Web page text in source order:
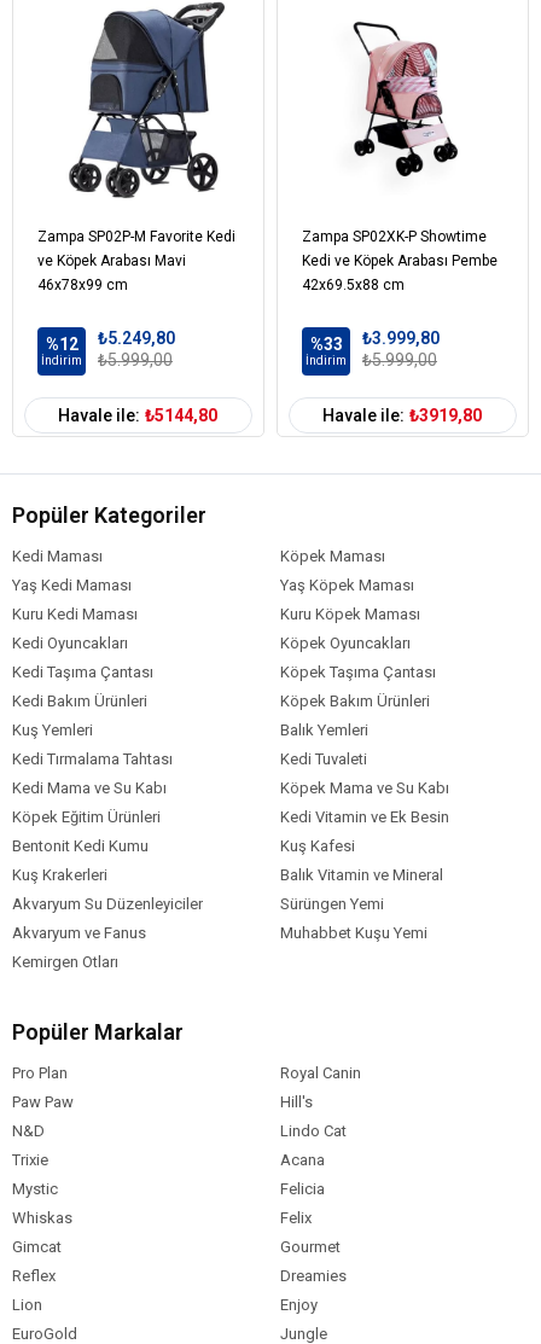
Zampa SP02P-M Favorite Kedi
ve Köpek Arabası Mavi
46x78x99 cm
%12
İndirim
₺5.249,80
₺5.999,00
Havale ile: ₺5144,80
Zampa SP02XK-P Showtime
Kedi ve Köpek Arabası Pembe
42x69.5x88 cm
%33
İndirim
₺3.999,80
₺5.999,00
Havale ile: ₺3919,80
Popüler Kategoriler
Kedi Maması
Köpek Maması
Yaş Kedi Maması
Yaş Köpek Maması
Kuru Kedi Maması
Kuru Köpek Maması
Kedi Oyuncakları
Köpek Oyuncakları
Kedi Taşıma Çantası
Köpek Taşıma Çantası
Kedi Bakım Ürünleri
Köpek Bakım Ürünleri
Kuş Yemleri
Balık Yemleri
Kedi Tırmalama Tahtası
Kedi Tuvaleti
Kedi Mama ve Su Kabı
Köpek Mama ve Su Kabı
Köpek Eğitim Ürünleri
Kedi Vitamin ve Ek Besin
Bentonit Kedi Kumu
Kuş Kafesi
Kuş Krakerleri
Balık Vitamin ve Mineral
Akvaryum Su Düzenleyiciler
Sürüngen Yemi
Akvaryum ve Fanus
Muhabbet Kuşu Yemi
Kemirgen Otları
Popüler Markalar
Pro Plan
Royal Canin
Paw Paw
Hill's
N&D
Lindo Cat
Trixie
Acana
Mystic
Felicia
Whiskas
Felix
Gimcat
Gourmet
Reflex
Dreamies
Lion
Enjoy
EuroGold
Jungle